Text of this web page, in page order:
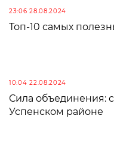
23:06 28.08.2024
Топ-10 самых
10:04 22.08.2024
Сила объединения:
Успенском районе